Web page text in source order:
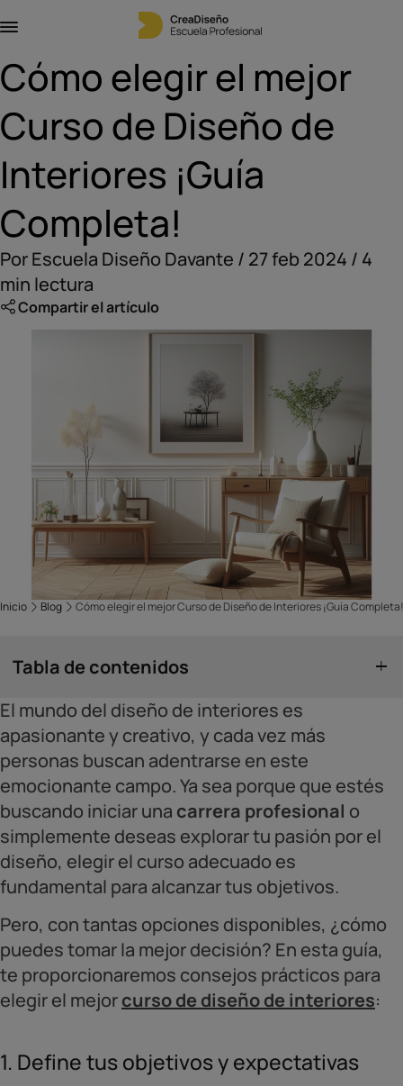
Cómo elegir el mejor
Curso de Diseño de
Interiores ¡Guía
Completa!
Por Escuela Diseño Davante / 27 feb 2024 / 4
min lectura
Compartir el artículo
Inicio Blog Cómo elegir el mejor Curso de Diseño de Interiores ¡Guía Completa!
Tabla de contenidos
El mundo del diseño de interiores es
apasionante y creativo, y cada vez más
personas buscan adentrarse en este
emocionante campo. Ya sea porque que estés
buscando iniciar una carrera profesional o
simplemente deseas explorar tu pasión por el
diseño, elegir el curso adecuado es
fundamental para alcanzar tus objetivos.
Pero, con tantas opciones disponibles, ¿cómo
puedes tomar la mejor decisión? En esta guía,
te proporcionaremos consejos prácticos para
elegir el mejorcurso de diseño de interiores:
1. Define tus objetivos y expectativas